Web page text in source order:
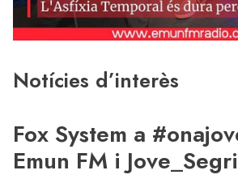
Notícies d’interès
Fox System a
Emun FM i